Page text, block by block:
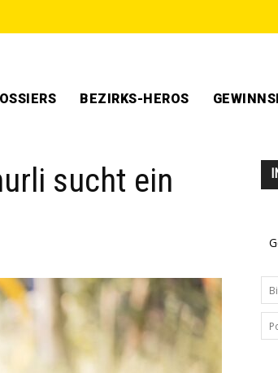
BEZIRKS-HEROS
sucht ein